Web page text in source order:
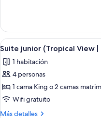
junior
(C)
Abrir
todas
las
fotos
de
Suite
junior
4
Suite junior (Tropical View |
1 habitación
4 personas
1 cama King o 2 camas
Wifi gratuito
Más detalles
Más